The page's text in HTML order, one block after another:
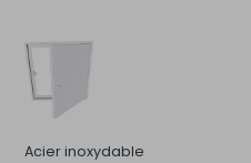
Acier inoxydable